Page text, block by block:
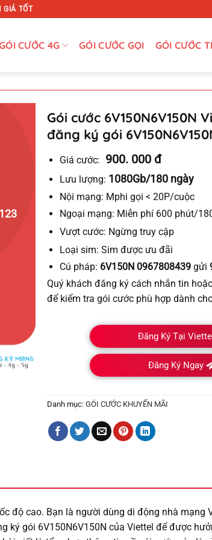
GIÁ TỐT
CƯỚC 4G GÓI CƯỚC GỌI GÓI CƯỚC
Gói cước 6V150N6V150N
đăng ký gói
Giá cước: 900. 000 đ
Lưu lượng: 1080Gb/180 ngày
Nội mạng: Mphi gọi < 20P/cuộc
Ngoại mạng: Miễn phí 600 phút/
Vượt cước: Ngừng truy cập
Loại sim:Sim được ưu đãi
Cú pháp: 6V150N 0967808439 gửi
Quý khách đăng ký cách nhắn tin
để kiểm tra gói cước phù hợp dành
Đăng Ký Tại Viettel
Đăng Ký Ngay
Danh mục:GÓI CƯỚC KHUYẾN MÃI
độ cao. Bạn là người dùng di động nhà mạng
ký gói 6V150N6V150N của Viettel để được